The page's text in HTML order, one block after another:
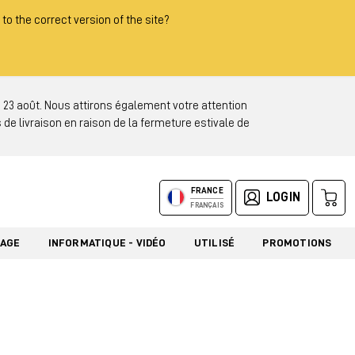
the correct version of the site?
23 août. Nous attirons également votre attention
livraison en raison de la fermeture estivale de
FRANCE
FRANÇAIS
LOGIN
INFORMATIQUE - VIDÉO UTILISÉ PROMOTIONS